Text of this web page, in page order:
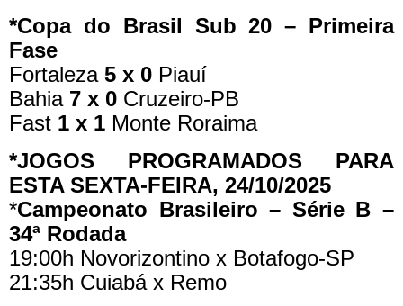
*Copa do Brasil Sub 20 – Primeira
Fase
Fortaleza 5 x 0 Piauí
Bahia 7 x 0 Cruzeiro-PB
Fast 1 x 1 Monte Roraima
*JOGOS PROGRAMADOS PARA
ESTA SEXTA-FEIRA, 24/10/2025
*Campeonato Brasileiro – Série B –
34ª Rodada
19:00h Novorizontino x Botafogo-SP
21:35h Cuiabá x Remo